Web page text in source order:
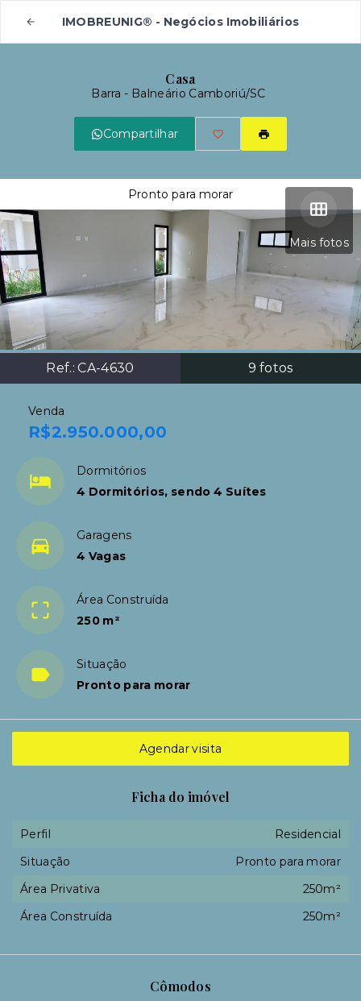
IMOBREUNIG® - Negócios Imobiliários
Casa
Barra - Balneário Camboriú/SC
Compartilhar
Mais fotos
Ref.:CA-4630 9 fotos
Pronto para morar
Venda
R$2.950.000,00
Dormitórios
4 Dormitórios, sendo 4 Suítes
Garagens
4 Vagas
Área Construída
250 m²
Situação
Pronto para morar
Cômodos
Agendar visita
Ficha do imóvel
Perfil
Residencial
Situação
Pronto para morar
Área Privativa
250m²
Área Construída
250m²